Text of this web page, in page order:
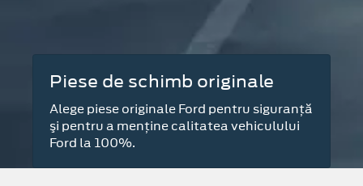
Piese de schimb originale
Alege piese originale Ford pentru siguranţă
şi pentru a menţine calitatea vehiculului
Ford la 100%.